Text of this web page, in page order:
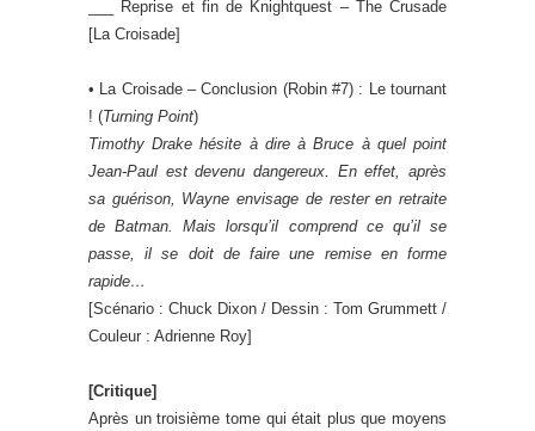
___ Reprise et fin de Knightquest – The Crusade
[La Croisade]
• La Croisade – Conclusion (Robin #7) : Le tournant
! (Turning Point)
Timothy Drake hésite à dire à Bruce à quel point
Jean-Paul est devenu dangereux. En effet, après
sa guérison, Wayne envisage de rester en retraite
de Batman. Mais lorsqu’il comprend ce qu’il se
passe, il se doit de faire une remise en forme
rapide…
[Scénario : Chuck Dixon / Dessin : Tom Grummett /
Couleur : Adrienne Roy]
[Critique]
Après un troisième tome qui était plus que moyens